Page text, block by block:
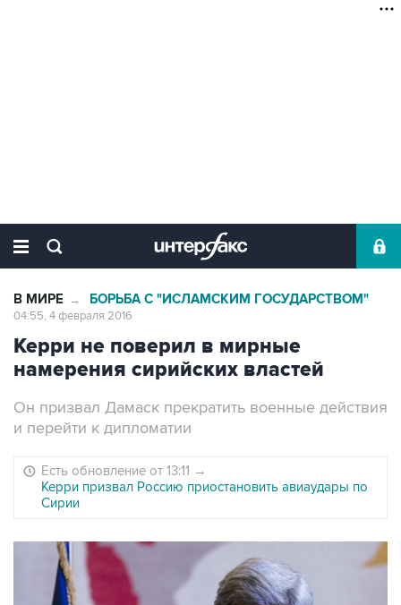
В МИРЕ → БОРЬБА С "ИСЛАМСКИМ ГОСУДАРСТВОМ"
04:55, 4 февраля 2016
Керри не поверил в мирные
намерения сирийских властей
Он призвал Дамаск прекратить военные действия
и перейти к дипломатии
Есть обновление от 13:11 →
Керри призвал Россию приостановить авиаудары по
Сирии